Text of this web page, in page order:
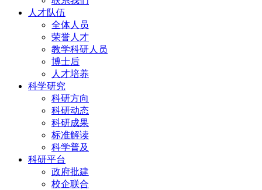
人才队伍
全体人员
荣誉人才
教学科研人员
博士后
人才培养
科学研究
科研方向
科研动态
科研成果
标准解读
科学普及
科研平台
政府批建
校企联合